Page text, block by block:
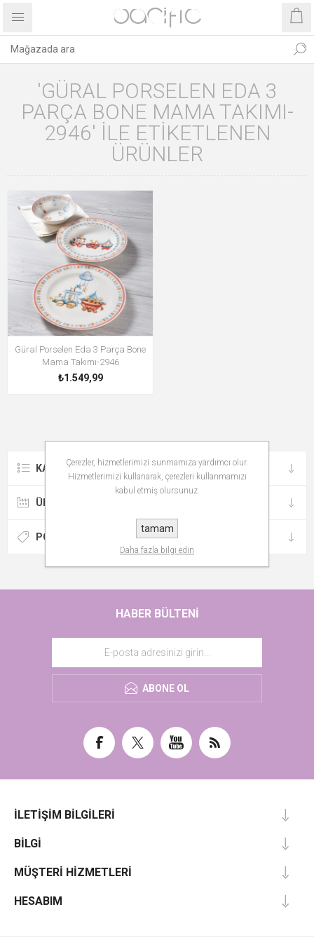
'GÜRAL PORSELEN EDA 3
PARÇA BONE MAMA TAKIMI-
2946' ILE ETIKETLENEN
ÜRÜNLER
Güral Porselen Eda 3 Parça Bone
Mama Takımı-2946
₺1.549,99
KATEGORILER
ÜRETICILER
POPÜLER ETIKETLER
HABER BÜLTENI
ABONE OL
İLETIŞIM BILGILERI
BILGI
MÜŞTERI HIZMETLERI
HESABIM
Çerezler, hizmetlerimizi sunmamıza yardımcı olur.
Hizmetlerimizi kullanarak, çerezleri kullanmamızı
kabul etmiş olursunuz.
tamam
Daha fazla bilgi edin